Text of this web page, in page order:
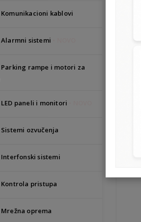
Komunikacioni kablovi
Alarmni sistemi
Parking rampe i motori za
LED paneli i monitori
Sistemi ozvučenja
Interfonski sistemi
Kontrola pristupa
Mrežna oprema